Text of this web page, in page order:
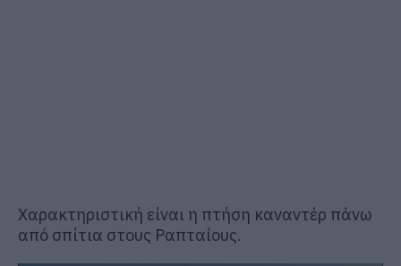
Χαρακτηριστική είναι η πτήση καναντέρ πάνω
από σπίτια στους Ραπταίους.